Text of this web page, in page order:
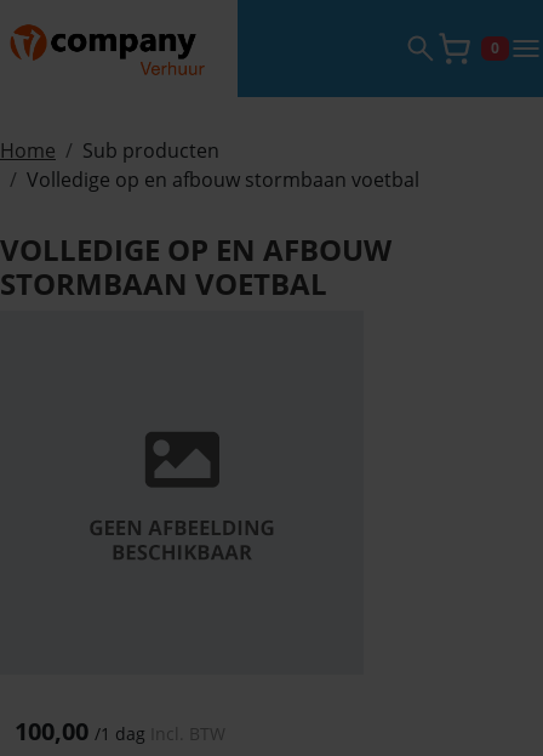
Zoekveld0
Home
Sub producten
Volledige op en afbouw stormbaan voetbal
VOLLEDIGE OP EN AFBOUW
STORMBAAN VOETBAL
100,00 /1 dag Incl. BTW